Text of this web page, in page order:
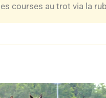
courses au trot via la